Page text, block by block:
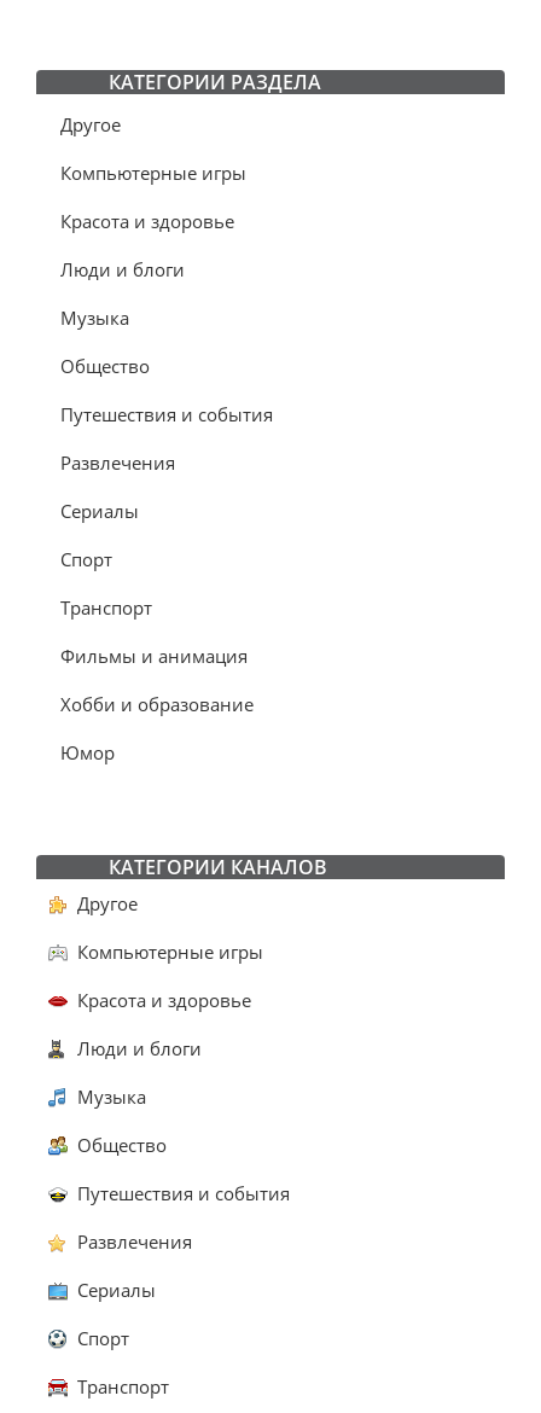
КАТЕГОРИИ РАЗДЕЛА
Другое
Компьютерные игры
Красота и здоровье
Люди и блоги
Музыка
Общество
Путешествия и события
Развлечения
Сериалы
Спорт
Транспорт
Фильмы и анимация
Хобби и образование
Юмор
КАТЕГОРИИ КАНАЛОВ
Другое
Компьютерные игры
Красота и здоровье
Люди и блоги
Музыка
Общество
Путешествия и события
Развлечения
Сериалы
Спорт
Транспорт